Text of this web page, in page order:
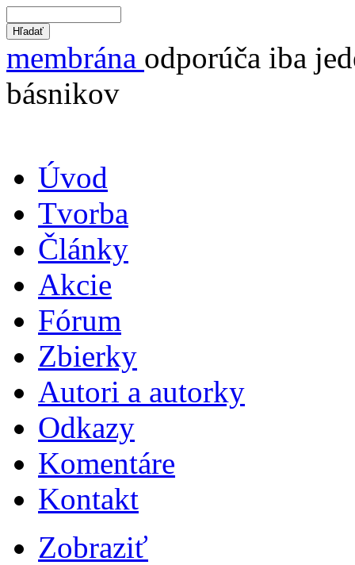
membrána odporúča iba
básnikov
Úvod
Tvorba
Články
Akcie
Fórum
Zbierky
Autori a autorky
Odkazy
Komentáre
Kontakt
Zobraziť